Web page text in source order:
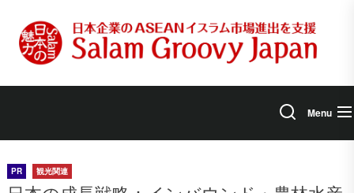
content
Menu
PR 観光関連